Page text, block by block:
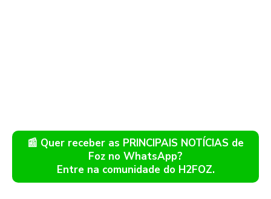
📰 Quer receber as PRINCIPAIS NOTÍCIAS de
Foz no WhatsApp?
Entre na comunidade do H2FOZ.